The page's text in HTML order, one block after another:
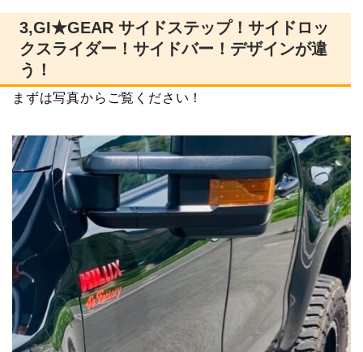
3,GI★GEAR サイドステップ！サイドロッ
クスライダー！サイドバー！デザインが違
う！
まずは写真からご覧ください！